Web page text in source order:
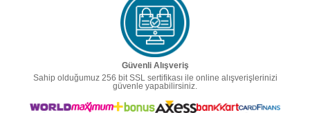
Güvenli Alışveriş
Sahip olduğumuz 256 bit SSL sertifikası ile online alışverişlerinizi
güvenle yapabilirsiniz.